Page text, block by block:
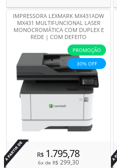
IMPRESSORA LEXMARK MX431ADW
MX431 MULTIFUNCIONAL LASER
MONOCROMÁTICA COM DUPLEX E
REDE | COM DEFEITO
PROMOÇÃO
30% OFF
Por
R$1.795,78
6x de R$ 299,30